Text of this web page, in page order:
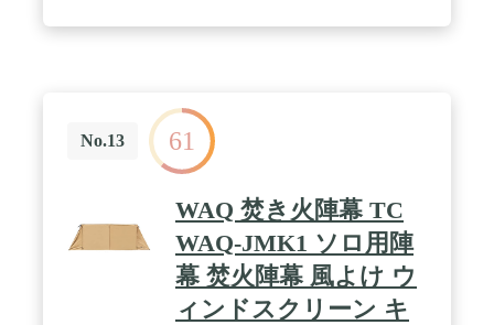
ビ加工が施されているので急な雨でも安心して使用
できます。 / ✅【商品詳細】 サイズ： 本体サイズ :
(約)220cm×74cm 収納時 :(約)42cm×9cm×9cm 重量：
(約)1.5kg 材質： 本体：ポリエステル65％、コット
ン35％ ポール：スチール、ポリアミド樹脂 耐水
圧： 428mm 付属品： 本体×1、ポール（長）×2、ポ
ール（短）×2、ペグ×6、ロープ×2、ロープ（二又）
×2、収納バッグ×1、取扱説明書(日本語) 特記事項：
※刺さりにくい場合はペグなどで下穴を開けてから
刺してください。 ※ハンマーでポールを叩くと破損
する可能性があるのでおやめください。 ※商品は、
No.13 61
WAQ 焚き火陣幕 TC
WAQ-JMK1 ソロ用陣
幕 焚火陣幕 風よけ ウ
ィンドスクリーン キ